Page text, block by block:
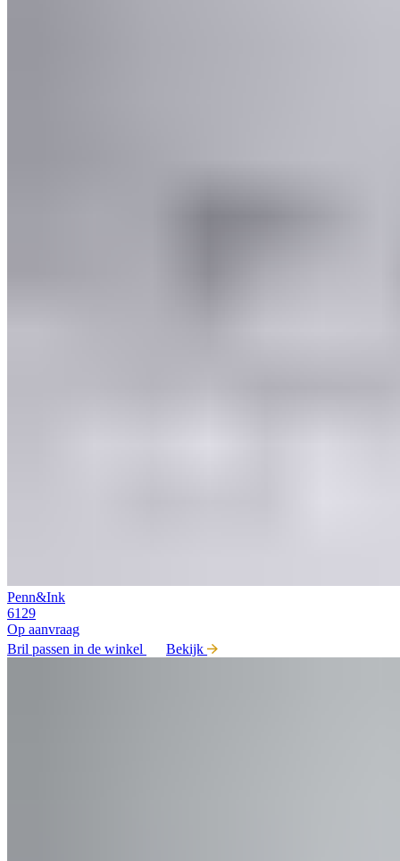
Penn&Ink
6129
Op aanvraag
Bril passen in de winkel
Bekijk